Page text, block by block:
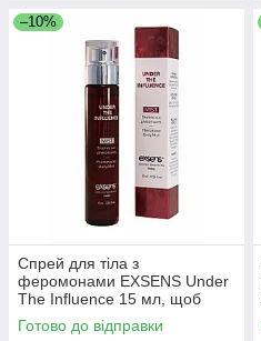
–10%
Спрей для тіла з
феромонами EXSENS Under
The Influence 15 мл, щоб
бути чарівною
Готово до відправки